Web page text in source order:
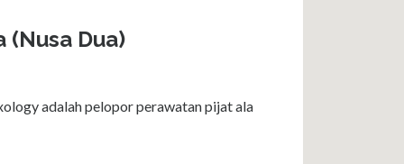
(Nusa Dua)
adalah pelopor perawatan pijat ala